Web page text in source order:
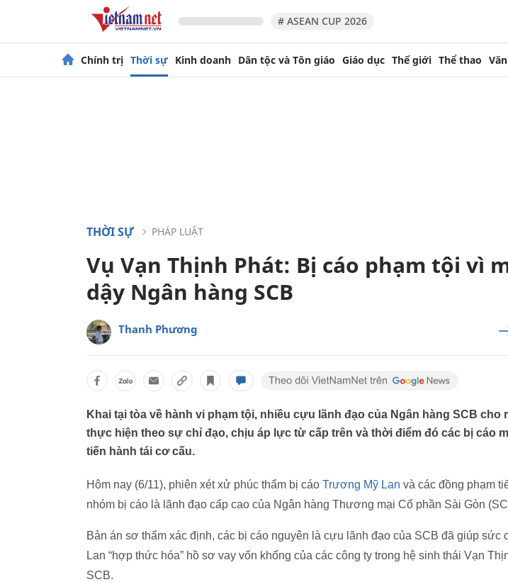
# ASEAN CUP 2026
Chính trị Thời sự Kinh doanh Dân tộc và Tôn giáo Giáo dục Thế giới Thể thao
THỜI SỰ PHÁP LUẬT
Vụ Vạn Thịnh Phát: Bị cáo phạm tội vì
dậy Ngân hàng SCB
Thanh Phương
Khai tại tòa về hành vi phạm tội, nhiều cựu lãnh đạo của Ngân hàng SCB cho
thực hiện theo sự chỉ đạo, chịu áp lực từ cấp trên và thời điểm đó các bị cáo
tiến hành tái cơ cấu.
Hôm nay (6/11), phiên xét xử phúc thẩm bị cáo Trương Mỹ Lan và các đồng phạm
nhóm bị cáo là lãnh đạo cấp cao của Ngân hàng Thương mại Cổ phần Sài Gòn
Bản án sơ thẩm xác định, các bị cáo nguyên là cựu lãnh đạo của SCB đã giúp sức
Lan “hợp thức hóa” hồ sơ vay vốn khống của các công ty trong hệ sinh thái Vạn
SCB.